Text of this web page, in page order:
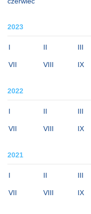
2023
I II III
VII VIII IX
2022
I II III
VII VIII IX
2021
I II III
VII VIII IX